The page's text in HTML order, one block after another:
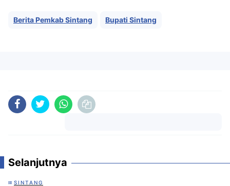
Berita Pemkab Sintang Bupati Sintang
Selanjutnya
SINTANG